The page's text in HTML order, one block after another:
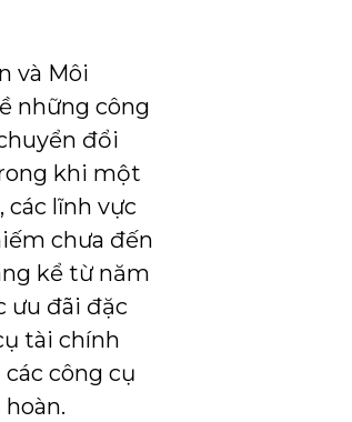
và Môi
những công
đổi
khi một
các lĩnh vực
chưa đến
kể từ năm
ưu đãi đặc
tài chính
công cụ